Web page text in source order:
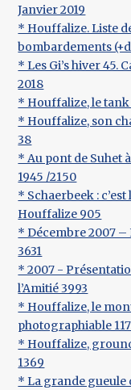
Janvier 2019
* Houffalize. Liste
bombardements
* Les Gi’s hiver 45.
2018
* Houffalize, le tank
* Houffalize, son
38
* Au pont de Suhet
1945 /2150
* Schaerbeek :
Houffalize 905
* Décembre 2007
3631
* 2007 -
l’Amitié 3993
* Houffalize, le
photographiable
* Houffalize,
1369
* La grande gueule